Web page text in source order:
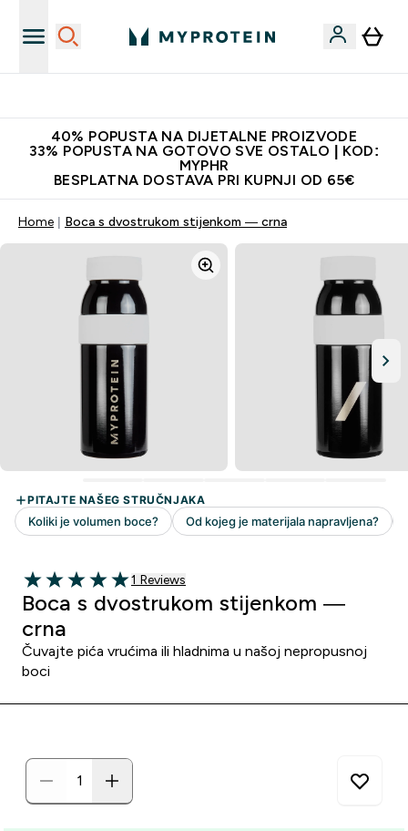
40% POPUSTA NA DIJETALNE PROIZVODE
33% POPUSTA NA GOTOVO SVE OSTALO | KOD:
MYPHR
BESPLATNA DOSTAVA PRI KUPNJI OD 65€
Home Boca s dvostrukom stijenkom — crna
5 out of 5 stars
1 customer reviews
1 Reviews
Boca s dvostrukom stijenkom —
crna
Čuvajte pića vrućima ili hladnima u našoj nepropusnoj
boci